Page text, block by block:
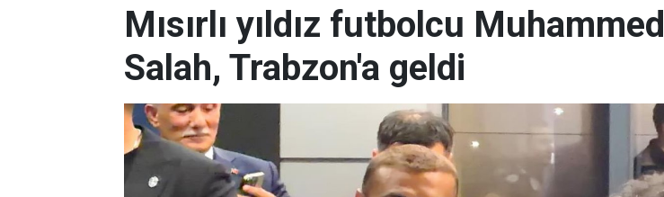
Mısırlı yıldız futbolcu Muhammed
Salah, Trabzon'a geldi